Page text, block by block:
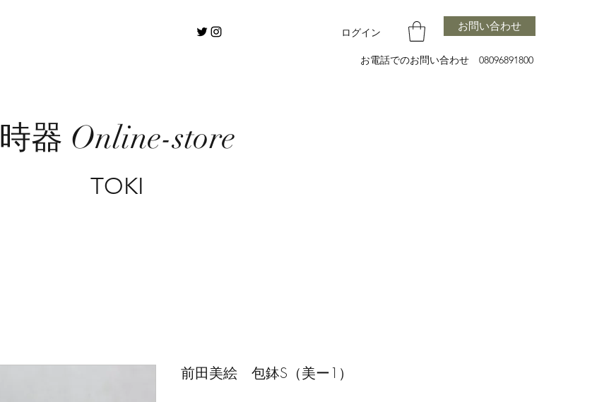
ログイン お問い合わせ
お電話でのお問い合わせ 08096891800
TOKI
時器 Online-store
前田美絵 包鉢S（美ー1）